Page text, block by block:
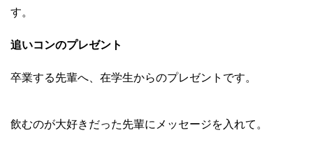
す。
追いコンのプレゼント
卒業する先輩へ、在学生からのプレゼントです。
飲むのが大好きだった先輩にメッセージを入れて。